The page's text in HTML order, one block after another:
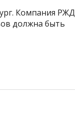
Компания РЖД
должна быть